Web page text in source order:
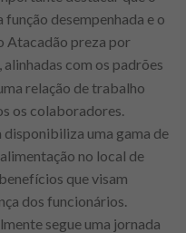
desempenhada e o
Atacadão preza por
, alinhadas com os padrões
relação de trabalho
os colaboradores.
uma gama de
no local de
que visam
dos funcionários.
segue uma jornada